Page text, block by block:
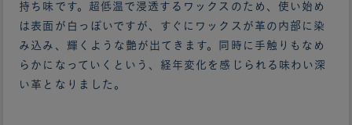
持ち味です。超低温で浸透するワックスのため、使い始め
は表面が白っぽいですが、すぐにワックスが革の内部に染
み込み、輝くような艶が出てきます。同時に手触りもなめ
らかになっていくという、経年変化を感じられる味わい深
い革となりました。